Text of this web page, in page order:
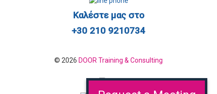
Καλέστε μας στο
+30 210 9210734
© 2026 DOOR Training & Consulting